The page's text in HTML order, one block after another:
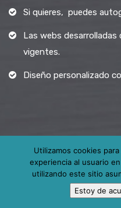
Si quieres, puedes
Las webs
vigentes.
Diseño personalizado
Todos los derechos
Utilizamos cookies
experiencia al usuario
utilizando este sitio
Estoy de